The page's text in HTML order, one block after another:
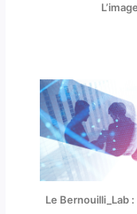
Le Bernouilli_Lab